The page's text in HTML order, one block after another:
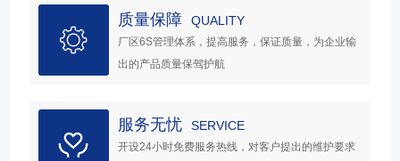
质量保障 QUALITY
厂区6S管理体系，提高服务，保证质量，为企业输
出的产品质量保驾护航
服务无忧 SERVICE
开设24小时免费服务热线，对客户提出的维护要求